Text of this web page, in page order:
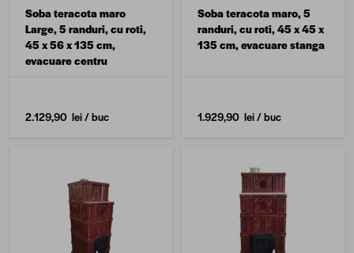
Soba teracota maro
Large, 5 randuri, cu roti,
45 x 56 x 135 cm,
evacuare centru
2.129,90 lei/ buc
Soba teracota maro, 5
randuri, cu roti, 45 x 45 x
135 cm, evacuare stanga
1.929,90 lei/ buc